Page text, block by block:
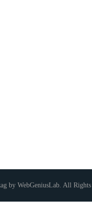
by WebGeniusLab. All Rights